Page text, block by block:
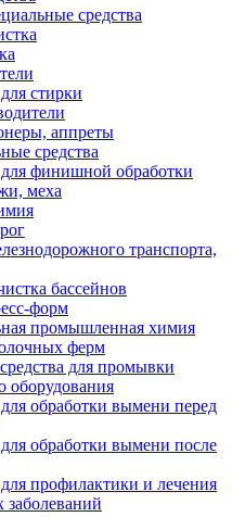
средства
стирки
аппреты
средства
финишной обработки
меха
транспорта,
бассейнов
форм
промышленная химия
ферм
для промывки
оборудования
обработки вымени перед
обработки вымени после
профилактики и лечения